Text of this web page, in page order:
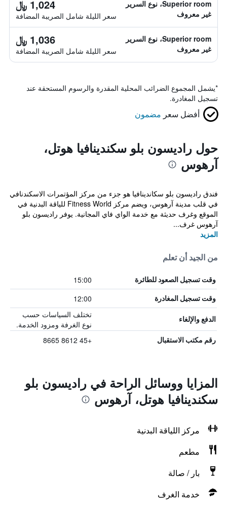
Superior room، نوع السرير
غير معروف
1,024 ﷼
سعر الليلة شامل الصريبة المضافة
Superior room، نوع السرير
غير معروف
1,036 ﷼
سعر الليلة شامل الصريبة المضافة
*يشمل المجموع الضرائب المحلية المقدرة والرسوم المستحقة عند
تسجيل المغادرة.
أفضل سعر مضمون
حول راديسون بلو سكندينافيا هوتل،
آرهوس
فندق راديسون بلو سكاندينافيا هو جزء من مركز المؤتمرات الاسكندنافي
في قلب مدينة آرهوس، ويضم مركز Fitness World للياقة البدنية في
الموقع وغرف حديثة مع خدمة الواي فاي المجانية. يوفر راديسون بلو
آرهوس غرف...
المزيد
من الجيد أن تعلم
وقت تسجيل الصعود للطائرة 15:00
وقت تسجيل المغادرة 12:00
الدفع والإلغاء
تختلف السياسات حسب
نوع الغرفة ومزود الخدمة.
رقم مكتب الاستقبال +45 8612 8665
المزايا ووسائل الراحة في راديسون بلو
سكندينافيا هوتل، آرهوس
مركز اللياقة البدنية
مطعم
بار / صالة
خدمة الغرف